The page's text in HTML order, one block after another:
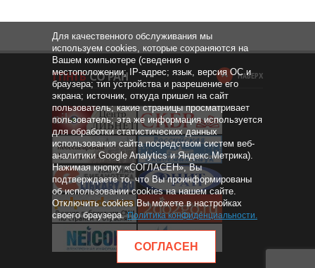
НАВЕРХ
Для качественного обслуживания мы
используем cookies, которые сохраняются на
Вашем компьютере (сведения о
местоположении; IP-адрес; язык, версия ОС и
браузера; тип устройства и разрешение его
экрана; источник, откуда пришел на сайт
пользователь; какие страницы просматривает
пользователь; эта же информация используется
для обработки статистических данных
использования сайта посредством систем веб-
аналитики Google Analytics и Яндекс.Метрика).
Нажимая кнопку «СОГЛАСЕН», Вы
подтверждаете то, что Вы проинформированы
об использовании cookies на нашем сайте.
Отключить cookies Вы можете в настройках
своего браузера.Политика конфиденциальности.
СОГЛАСЕН